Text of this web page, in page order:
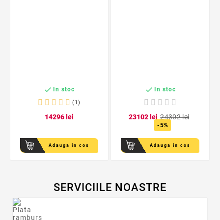
 In stoc
(1)
14296lei
Adauga in cos
 In stoc
23102 lei 24302lei
-5%
Adauga in cos
SERVICIILE NOASTRE